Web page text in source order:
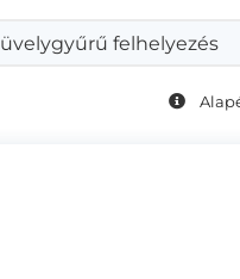
felhelyezés